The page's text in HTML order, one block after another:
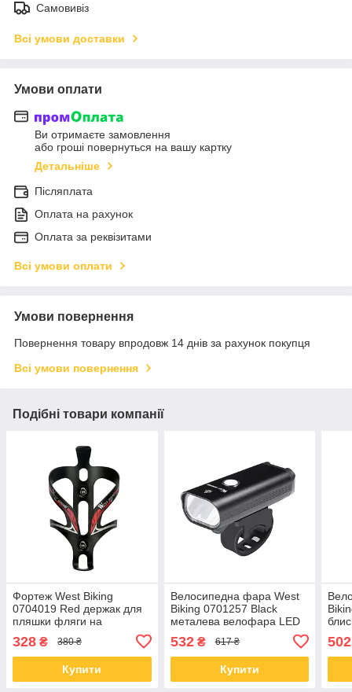
Самовивіз
Всі умови доставки
Умови оплати
Ви отримаєте замовлення
або гроші повернуться на вашу картку
Детальніше
Післяплата
Оплата на рахунок
Оплата за реквізитами
Всі умови оплати
Умови повернення
Повернення товару впродовж 14 днів за рахунок покупця
Всі умови повернення
Подібні товари компанії
Фортеж West Biking
0704019 Red держак для
пляшки фляги на
328 ₴ 380 ₴
Купити
Велосипедна фара West
Biking 0701257 Black
металева велофара LED
532₴ 617 ₴
Купити
502